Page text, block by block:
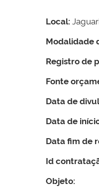
Local:
Modalidade
Registro de
Fonte
Data de
Data de
Data fim de
Id
Objeto: